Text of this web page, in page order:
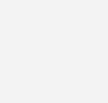
aus einem weiteren
Rodrigo 2 wird Baywa re
erreichten, der
sondern sich ausschließlich
finanziert. Die Norweger
in Spanien. „Wir werden
bei der